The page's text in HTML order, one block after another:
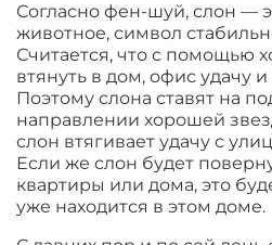
Согласно фен-шуй, слон —
животное, символ
Считается, что с помощью
втянуть в дом, офис удачу
Поэтому слона ставят на
направлении хорошей
слон втягивает удачу с
Если же слон будет
квартиры или дома, это
уже находится в этом доме.